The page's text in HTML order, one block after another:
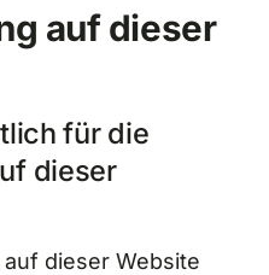
auf dieser
für die
dieser
dieser Website